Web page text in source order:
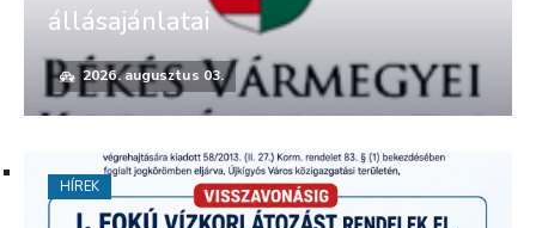
állásajánlatai
2026. augusztus 03.
HÍREK